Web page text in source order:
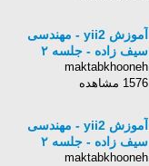
آموزش yii2 - مهندسی
سیف زاده - جلسه ٢
maktabkhooneh
1576 مشاهده
آموزش yii2 - مهندسی
سیف زاده - جلسه ٢
maktabkhooneh